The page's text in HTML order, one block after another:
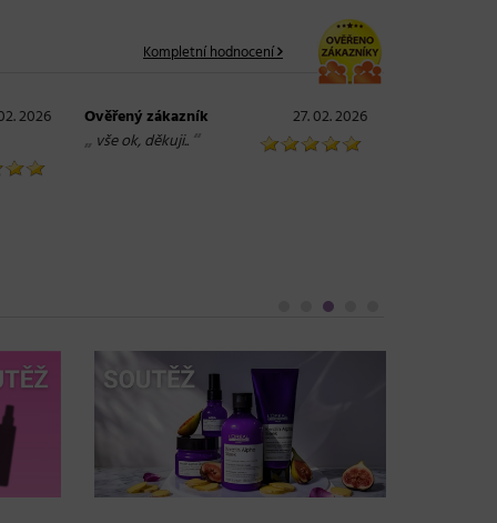
Kompletní hodnocení
2026 Ověřený zákazník 27. 02. 2026
„ vše ok, děkuji.. “